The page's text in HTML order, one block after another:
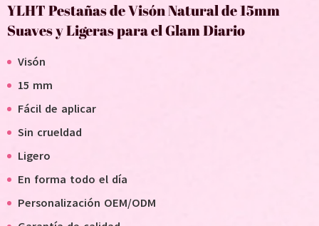
YLHT Pestañas de Visón Natural de 15mm
Suaves y Ligeras para el Glam Diario
Visón
15 mm
Fácil de aplicar
Sin crueldad
Ligero
En forma todo el día
Personalización OEM/ODM